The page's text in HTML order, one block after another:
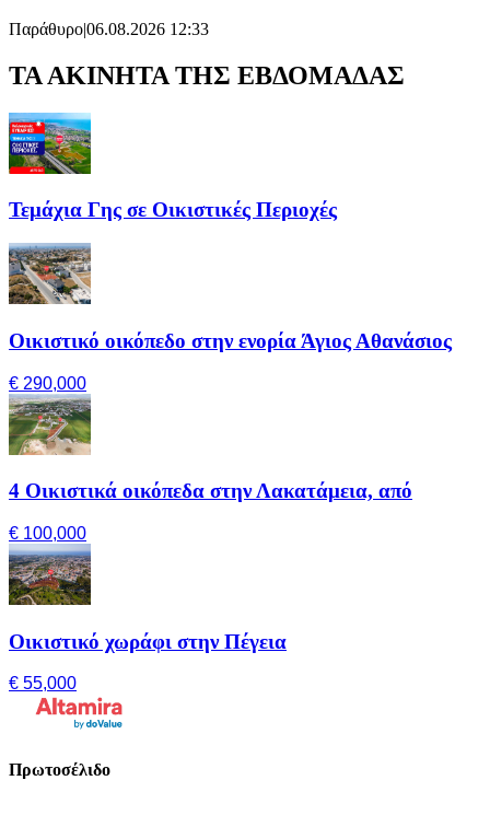
Παράθυρο|06.08.2026 12:33
ΤΑ ΑΚΙΝΗΤΑ ΤΗΣ ΕΒΔΟΜΑΔΑΣ
Τεμάχια Γης σε Οικιστικές Περιοχές
Οικιστικό οικόπεδο στην ενορία Άγιος Αθανάσιος
€ 290,000
4 Οικιστικά οικόπεδα στην Λακατάμεια, από
€ 100,000
Οικιστικό χωράφι στην Πέγεια
€ 55,000
Πρωτοσέλιδο